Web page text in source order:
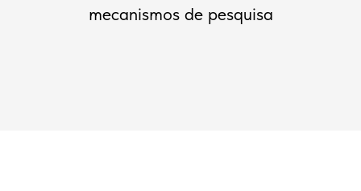
mecanismos de pesquisa